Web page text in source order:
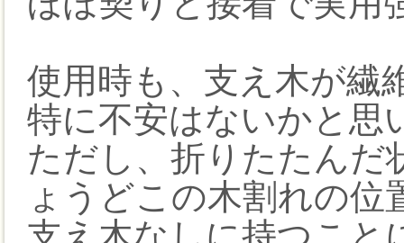
使用時も、支え木が繊
特に不安はないかと思
ただし、折りたたんだ
ょうどこの木割れの位